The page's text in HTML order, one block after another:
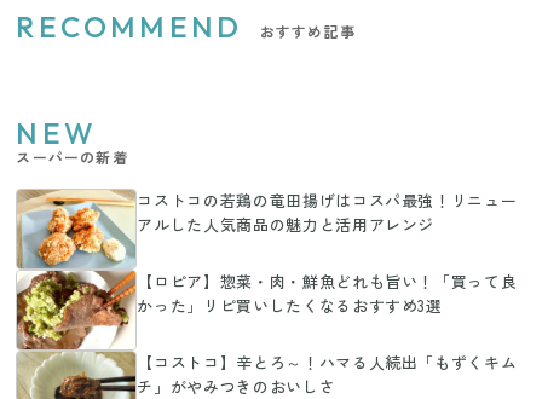
RECOMMEND おすすめ記事
NEW
スーパーの新着
コストコの若鶏の竜田揚げはコスパ最強！リニュー
アルした人気商品の魅力と活用アレンジ
【ロピア】惣菜・肉・鮮魚どれも旨い！「買って良
かった」リピ買いしたくなるおすすめ3選
【コストコ】辛とろ～！ハマる人続出「もずくキム
チ」がやみつきのおいしさ